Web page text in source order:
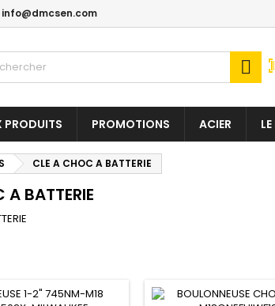
info@dmcsen.com

PRODUITS PROMOTIONS ACIER
CLE A CHOC A BATTERIE
A BATTERIE
((cancelText))
être connecté pour ajouter des produits à votre
((cancelText))